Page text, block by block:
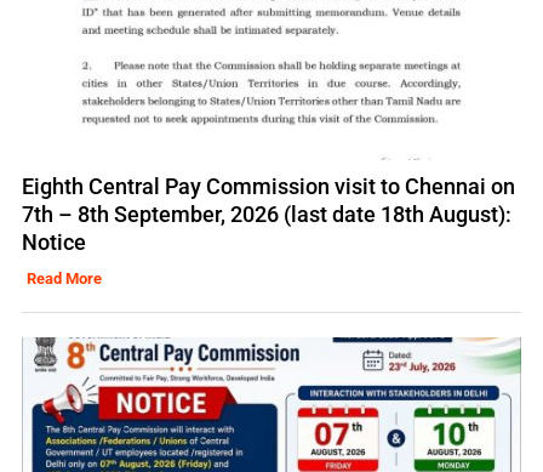
Eighth Central Pay Commission visit to Chennai on
7th – 8th September, 2026 (last date 18th August):
Notice
Read More